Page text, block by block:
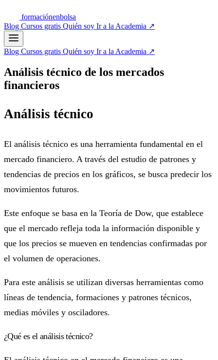
formaciónenbolsa
Blog Cursos gratis Quién soy Ir a la Academia ↗
Blog Cursos gratis Quién soy Ir a la Academia ↗
Análisis técnico de los mercados
financieros
Análisis técnico
El análisis técnico es una herramienta fundamental en el
mercado financiero. A través del estudio de patrones y
tendencias de precios en los gráficos, se busca predecir los
movimientos futuros.
Este enfoque se basa en la Teoría de Dow, que establece
que el mercado refleja toda la información disponible y
que los precios se mueven en tendencias confirmadas por
el volumen de operaciones.
Para este análisis se utilizan diversas herramientas como
líneas de tendencia, formaciones y patrones técnicos,
medias móviles y osciladores.
¿Qué es el análisis técnico?